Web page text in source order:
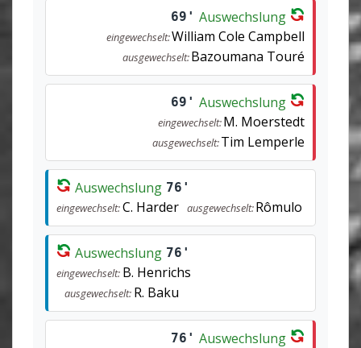
69' Auswechslung
eingewechselt:William Cole Campbell
ausgewechselt:Bazoumana Touré
69' Auswechslung
eingewechselt:M. Moerstedt
ausgewechselt:Tim Lemperle
Auswechslung 76'
eingewechselt:C. Harder ausgewechselt:Rômulo
Auswechslung 76'
eingewechselt: B. Henrichs
ausgewechselt: R. Baku
76' Auswechslung